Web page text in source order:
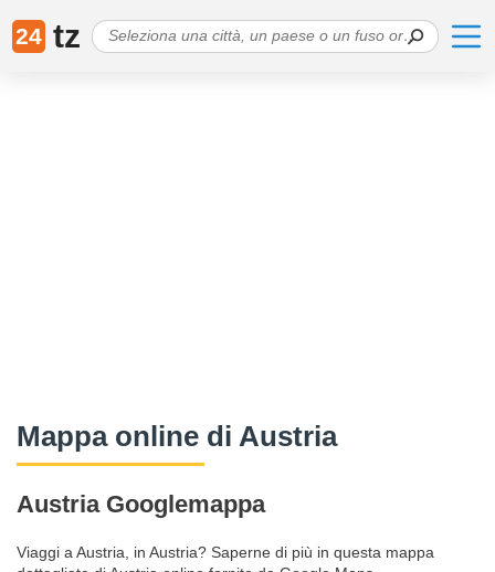
24 tz
Mappa online di Austria
Austria Googlemappa
Viaggi a Austria, in Austria? Saperne di più in questa mappa